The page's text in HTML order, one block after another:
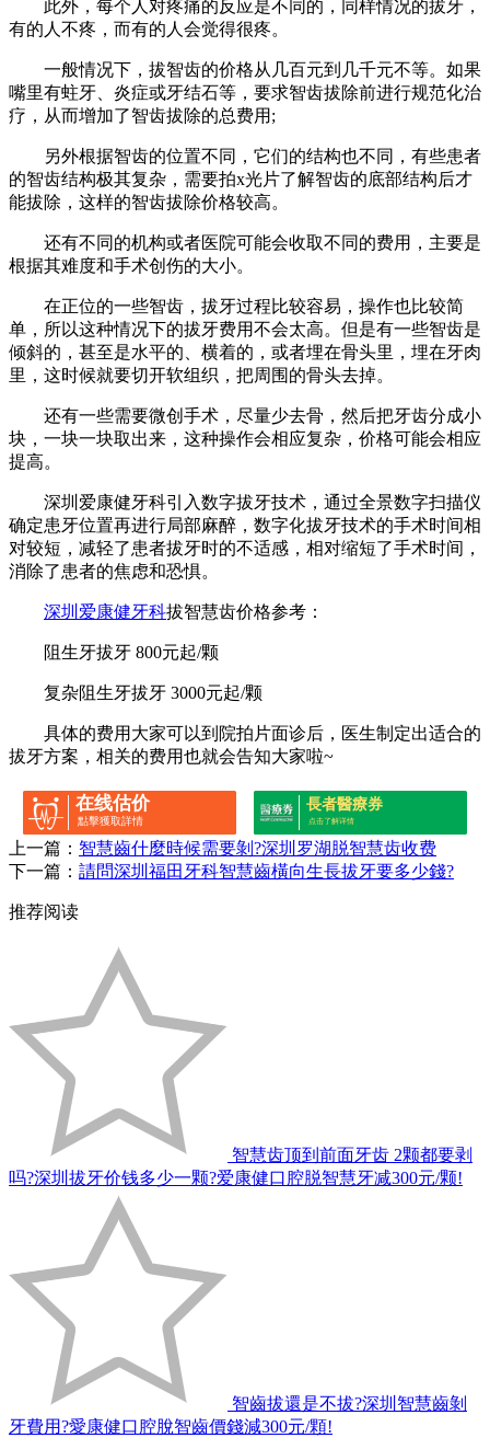
此外，每个人对疼痛的反应是不同的，同样情况的拔牙，
有的人不疼，而有的人会觉得很疼。
一般情况下，拔智齿的价格从几百元到几千元不等。如果
嘴里有蛀牙、炎症或牙结石等，要求智齿拔除前进行规范化治
疗，从而增加了智齿拔除的总费用;
另外根据智齿的位置不同，它们的结构也不同，有些患者
的智齿结构极其复杂，需要拍x光片了解智齿的底部结构后才
能拔除，这样的智齿拔除价格较高。
还有不同的机构或者医院可能会收取不同的费用，主要是
根据其难度和手术创伤的大小。
在正位的一些智齿，拔牙过程比较容易，操作也比较简
单，所以这种情况下的拔牙费用不会太高。但是有一些智齿是
倾斜的，甚至是水平的、横着的，或者埋在骨头里，埋在牙肉
里，这时候就要切开软组织，把周围的骨头去掉。
还有一些需要微创手术，尽量少去骨，然后把牙齿分成小
块，一块一块取出来，这种操作会相应复杂，价格可能会相应
提高。
深圳爱康健牙科引入数字拔牙技术，通过全景数字扫描仪
确定患牙位置再进行局部麻醉，数字化拔牙技术的手术时间相
对较短，减轻了患者拔牙时的不适感，相对缩短了手术时间，
消除了患者的焦虑和恐惧。
深圳爱康健牙科拔智慧齿价格参考：
阻生牙拔牙 800元起/颗
复杂阻生牙拔牙 3000元起/颗
具体的费用大家可以到院拍片面诊后，医生制定出适合的
拔牙方案，相关的费用也就会告知大家啦~
在线估价
點擊獲取詳情
長者醫療券
点击了解详情
上一篇： 智慧齒什麼時候需要剝?深圳罗湖脱智慧齿收费
下一篇： 請問深圳福田牙科智慧齒橫向生長拔牙要多少錢?
推荐阅读
智慧齿顶到前面牙齿 2颗都要剥
吗?深圳拔牙价钱多少一颗?爱康健口腔脱智慧牙减300元/颗!
智齒拔還是不拔?深圳智慧齒剝
牙費用?愛康健口腔脫智齒價錢減300元/顆!